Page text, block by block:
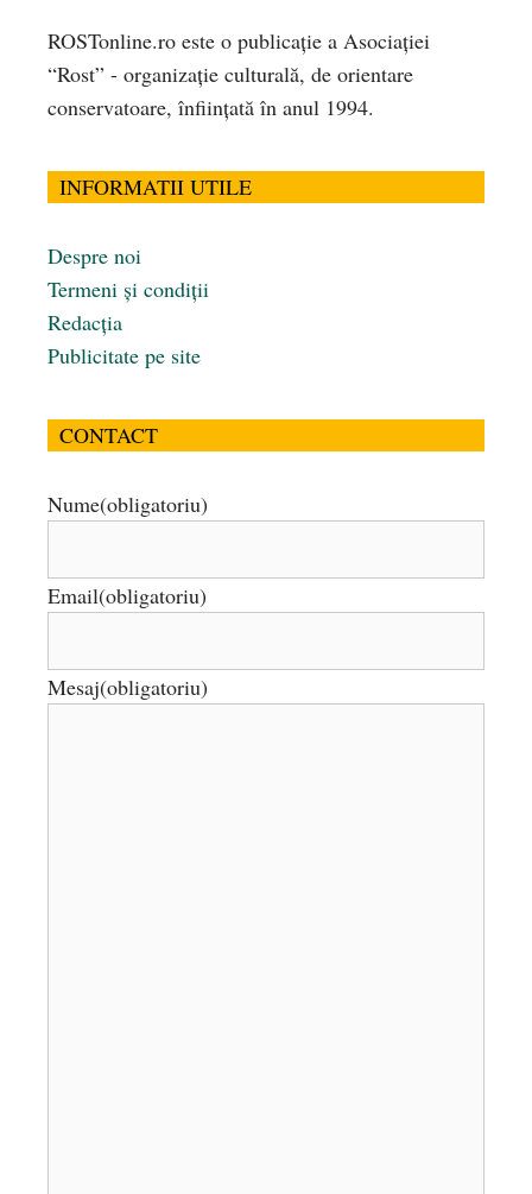
ROSTonline.ro este o publicaţie a Asociaţiei
“Rost” - organizaţie culturală, de orientare
conservatoare, înfiinţată în anul 1994.
INFORMATII UTILE
Despre noi
Termeni și condiții
Redacția
Publicitate pe site
CONTACT
Nume(obligatoriu)
Email(obligatoriu)
Mesaj(obligatoriu)